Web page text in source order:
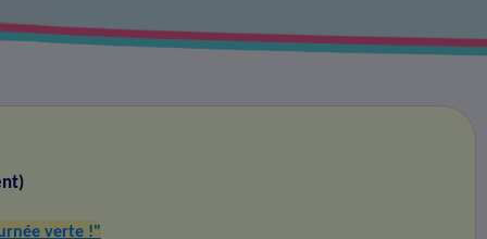
verte !"